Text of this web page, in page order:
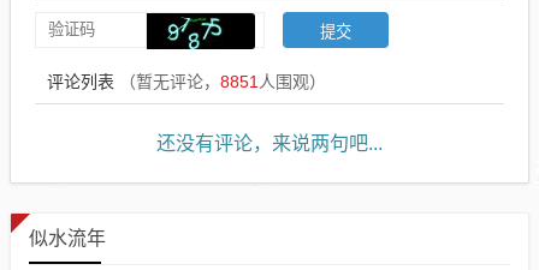
评论列表 （暂无评论， 8851人围观）
还没有评论，来说两句吧...
似水流年